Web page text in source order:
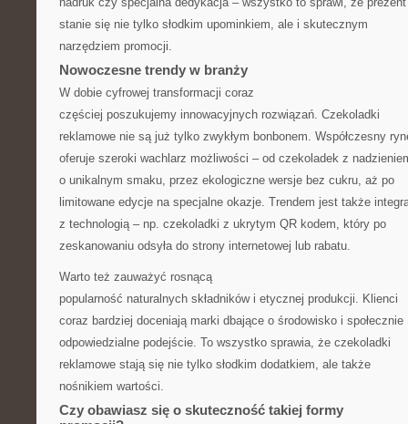
stanie się nie tylko słodkim upominkiem, ale i skutecznym
narzędziem promocji.
Nowoczesne trendy w branży
W dobie cyfrowej transformacji coraz
częściej poszukujemy innowacyjnych rozwiązań. Czekoladki
reklamowe nie są już tylko zwykłym bonbonem. Współczesny
oferuje szeroki wachlarz możliwości – od czekoladek z
o unikalnym smaku, przez ekologiczne wersje bez cukru, aż po
limitowane edycje na specjalne okazje. Trendem jest także
z technologią – np. czekoladki z ukrytym QR kodem, który po
zeskanowaniu odsyła do strony internetowej lub rabatu.
Warto też zauważyć rosnącą
popularność naturalnych składników i etycznej produkcji. Klienci
coraz bardziej doceniają marki dbające o środowisko i społecznie
odpowiedzialne podejście. To wszystko sprawia, że czekoladki
reklamowe stają się nie tylko słodkim dodatkiem, ale także
nośnikiem wartości.
Czy obawiasz się o skuteczność takiej formy